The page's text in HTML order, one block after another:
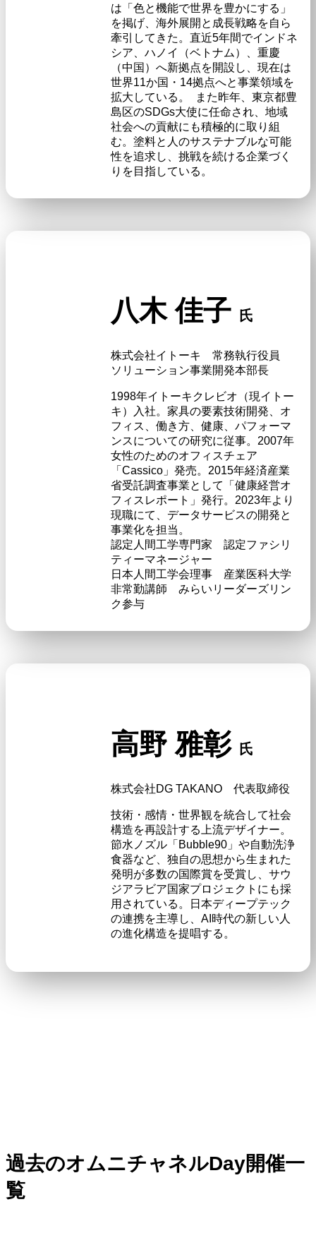
は「色と機能で世界を豊かにする」
を掲げ、海外展開と成長戦略を自ら
牽引してきた。直近5年間でインドネ
シア、ハノイ（ベトナム）、重慶
（中国）へ新拠点を開設し、現在は
世界11か国・14拠点へと事業領域を
拡大している。 また昨年、東京都豊
島区のSDGs大使に任命され、地域
社会への貢献にも積極的に取り組
む。塗料と人のサステナブルな可能
性を追求し、挑戦を続ける企業づく
りを目指している。
八木 佳子 氏
株式会社イトーキ 常務執行役員​
ソリューション事業開発本部長
1998年イトーキクレビオ（現イトー
キ）入社。家具の要素技術開発、オ
フィス、働き方、健康、パフォーマ
ンスについての研究に従事。2007年
女性のためのオフィスチェア
「Cassico」発売。2015年経済産業
省受託調査事業として「健康経営オ
フィスレポート」発行。2023年より
現職にて、データサービスの開発と
事業化を担当。
認定人間工学専門家 認定ファシリ
ティーマネージャー
日本人間工学会理事 産業医科大学
非常勤講師 みらいリーダーズリン
ク参与
高野 雅彰 氏
株式会社DG TAKANO 代表取締役
技術・感情・世界観を統合して社会
構造を再設計する上流デザイナー。
節水ノズル「Bubble90」や自動洗浄
食器など、独自の思想から生まれた
発明が多数の国際賞を受賞し、サウ
ジアラビア国家プロジェクトにも採
用されている。日本ディープテック
の連携を主導し、AI時代の新しい人
の進化構造を提唱する。
過去のオムニチャネルDay開催一
覧